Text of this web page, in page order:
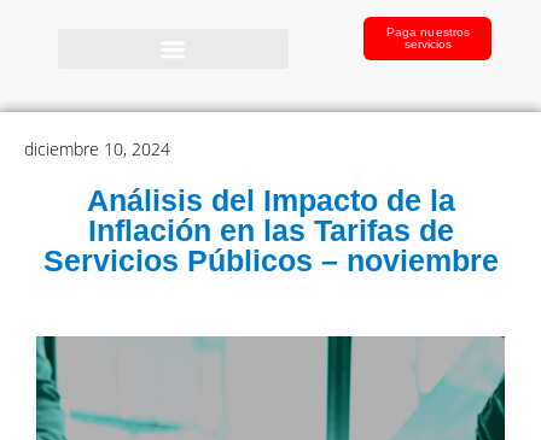
Paga nuestros
servicios
diciembre 10, 2024
Análisis del Impacto de la
Inflación en las Tarifas de
Servicios Públicos – noviembre